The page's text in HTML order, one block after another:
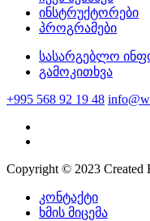
ინსტრუქტორები
პროგრამები
სასარგებლო
გამოკითხვა
+995 568 92 19 48
Copyright © 2023 Created
კონტაქტი
ხმის მიცემა